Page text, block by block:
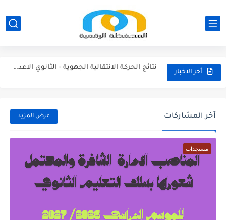
أخر الاخبار
مناصب الإدارة التربوية الشاغرة والمحتمل شعورها بالتعليم الابتدائي 2026/2027
آخر المشاركات عرض المزيد
مستجدات